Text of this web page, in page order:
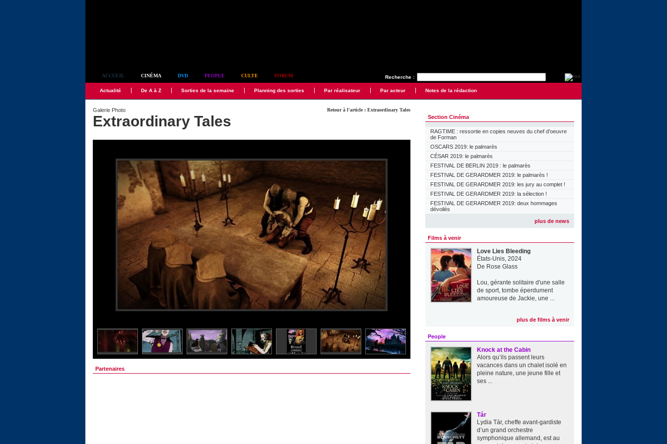
Recherche :
ACCUEIL CINÉMA DVD PEOPLE CULTE FORUM
Actualité De A à Z Sorties de la semaine Planning des sorties Par réalisateur Par acteur Notes de la rédaction
Retour à l'article : Extraordinary Tales
Galerie Photo
Extraordinary Tales
Partenaires
Section Cinéma
RAGTIME : ressortie en copies neuves du chef d'oeuvre
de Forman
OSCARS 2019: le palmarès
CÉSAR 2019: le palmarès
FESTIVAL DE BERLIN 2019 : le palmarès
FESTIVAL DE GERARDMER 2019: le palmarès !
FESTIVAL DE GERARDMER 2019: les jury au complet !
FESTIVAL DE GERARDMER 2019: la sélection !
FESTIVAL DE GERARDMER 2019: deux hommages
dévoilés
plus de news
Films à venir
Love Lies Bleeding
États-Unis, 2024
De Rose Glass
Lou, gérante solitaire d'une salle
de sport, tombe éperdument
amoureuse de Jackie, une ...
plus de films à venir
People
Knock at the Cabin
Alors qu’ils passent leurs
vacances dans un chalet isolé en
pleine nature, une jeune fille et
ses ...
Tár
Lydia Tár, cheffe avant-gardiste
d’un grand orchestre
symphonique allemand, est au